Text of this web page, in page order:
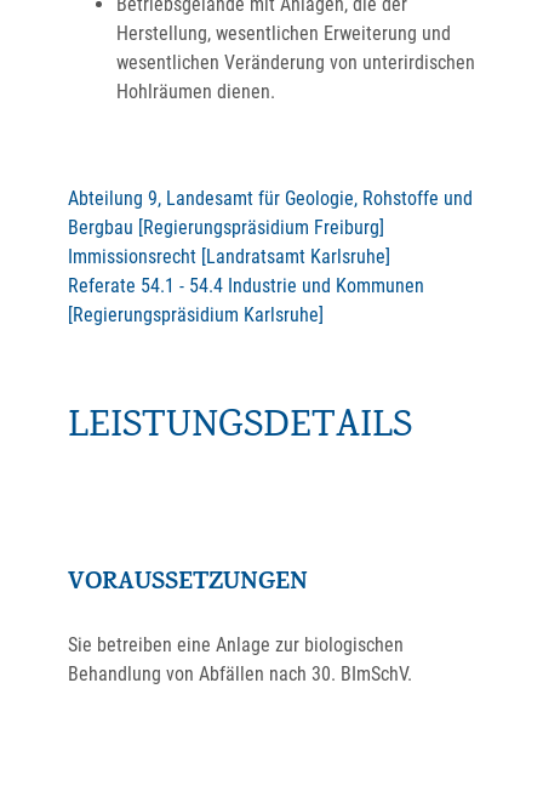
Herstellung, wesentlichen Erweiterung und
wesentlichen Veränderung von unterirdischen
Hohlräumen dienen.
Abteilung 9, Landesamt für Geologie, Rohstoffe und
Bergbau [Regierungspräsidium Freiburg]
Immissionsrecht [Landratsamt Karlsruhe]
Referate 54.1 - 54.4 Industrie und Kommunen
[Regierungspräsidium Karlsruhe]
LEISTUNGSDETAILS
VORAUSSETZUNGEN
Sie betreiben eine Anlage zur biologischen
Behandlung von Abfällen nach 30. BImSchV.